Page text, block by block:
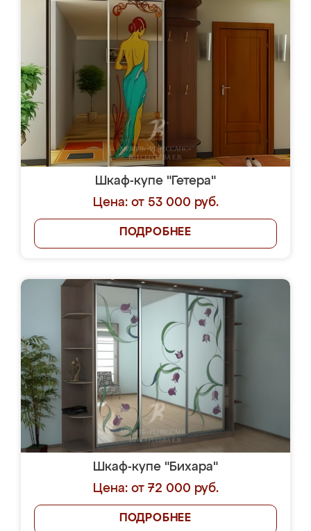
Шкаф-купе "Гетера"
Цена: от 53 000 руб.
ПОДРОБНЕЕ
Шкаф-купе "Бихара"
Цена: от 72 000 руб.
ПОДРОБНЕЕ